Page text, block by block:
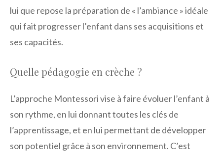
lui que repose la préparation de « l’ambiance » idéale
qui fait progresser l’enfant dans ses acquisitions et
ses capacités.
Quelle pédagogie en crèche ?
L’approche Montessori vise à faire évoluer l’enfant à
son rythme, en lui donnant toutes les clés de
l’apprentissage, et en lui permettant de développer
son potentiel grâce à son environnement. C’est